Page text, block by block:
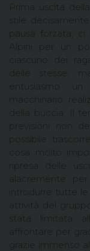
Prima uscita
stile
pausa forzata, ci
Alpini per un
ciascuno dei
delle stesse,
entusiasmo un
macchinario
della buccia. Il
previsioni non
possibile
cosa molto
ripresa delle
alacremente
introdurre tutte
attività del
stata limitata
affrontare per
grazie immenso